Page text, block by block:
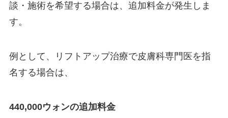
談・施術を希望する場合は、追加料金が発生しま
す。
例として、リフトアップ治療で皮膚科専門医を指
名する場合は、
440,000ウォンの追加料金